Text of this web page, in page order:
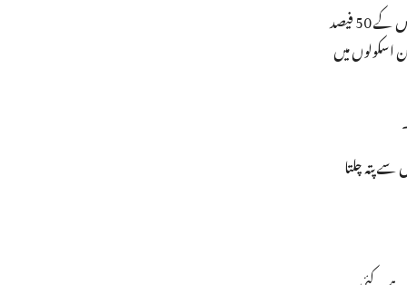
پالیسی دستاویز کے مطابق، حکومت ایس ایس ایس کے ذریعے ‘میرٹ اور معاشی حیثیت (میرٹ- کم مینس) کی بنیاد پر چھٹی جماعت سے 12ویں جماعت تک کے ہر کلاس کے 50 فیصد
کہ جن اسکولوں میں
سے 247900 روپے سالانہ تک ہے، جس سے پتہ چلتا